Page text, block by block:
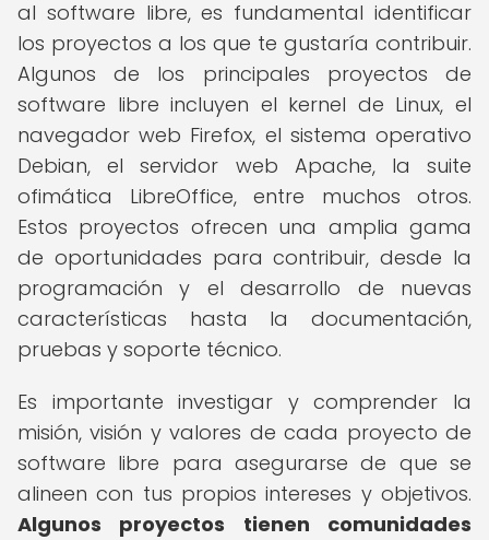
al software libre, es fundamental identificar
los proyectos a los que te gustaría contribuir.
Algunos de los principales proyectos de
software libre incluyen el kernel de Linux, el
navegador web Firefox, el sistema operativo
Debian, el servidor web Apache, la suite
ofimática LibreOffice, entre muchos otros.
Estos proyectos ofrecen una amplia gama
de oportunidades para contribuir, desde la
programación y el desarrollo de nuevas
características hasta la documentación,
pruebas y soporte técnico.
Es importante investigar y comprender la
misión, visión y valores de cada proyecto de
software libre para asegurarse de que se
alineen con tus propios intereses y objetivos.
Algunos proyectos tienen comunidades